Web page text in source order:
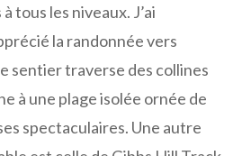
tous les niveaux. J’ai
la randonnée vers
sentier traverse des collines
à une plage isolée ornée de
spectaculaires. Une autre